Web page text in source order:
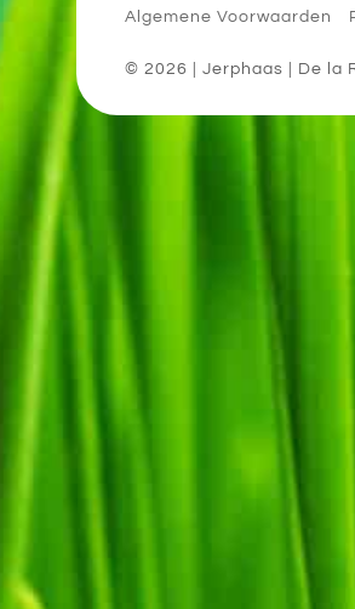
Algemene Voorwaarden
© 2026 | Jerphaas De la